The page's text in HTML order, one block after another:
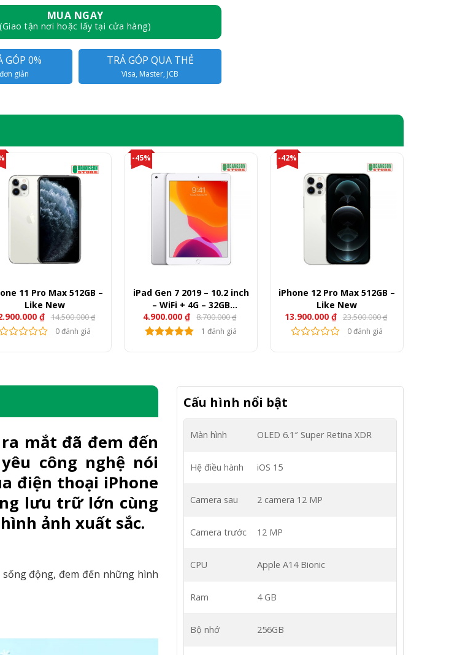
MUA NGAY
(Giao tận nơi hoặc lấy tại cửa hàng)
GÓP 0%
giản
TRẢ GÓP QUA THẺ
Visa, Master, JCB
11 Pro Max 512GB –
Like New
₫ 14.500.000₫
0 đánh giá
-45%
iPad Gen 7 2019 – 10.2 inch
– WiFi + 4G – 32GB
(LikeNew)
4.900.000₫ 8.700.000₫
1 đánh giá
-42%
iPhone 12 Pro Max 512GB –
Like New
13.900.000 ₫ 23.500.000₫
0 đánh giá
mắt đã đem đến
công nghệ nói
điện thoại iPhone
lưu trữ lớn cùng
ảnh xuất sắc.
sống động, đem đến những hình
Cấu hình nổi bật
Màn hình OLED 6.1″ Super Retina XDR
Hệ điều hành iOS 15
Camera sau 2 camera 12 MP
Camera trước 12 MP
CPU Apple A14 Bionic
Ram 4 GB
Bộ nhớ 256GB